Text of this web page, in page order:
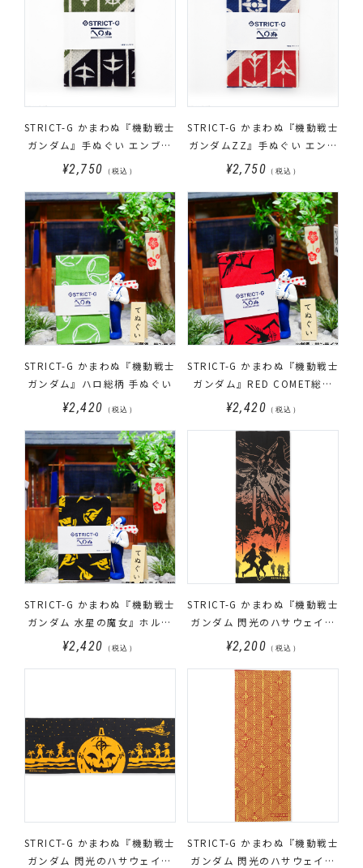
STRICT-G かまわぬ『機動戦士
ガンダム』手ぬぐい エンブレ
ム
¥2,750 （税込）
STRICT-G かまわぬ『機動戦士
ガンダムZZ』手ぬぐい エンブ
レム
¥2,750 （税込）
STRICT-G かまわぬ『機動戦士
ガンダム』ハロ総柄 手ぬぐい
¥2,420 （税込）
STRICT-G かまわぬ『機動戦士
ガンダム』RED COMET総柄
手ぬぐい
¥2,420 （税込）
STRICT-G かまわぬ『機動戦士
ガンダム 水星の魔女』ホルダ
ー 手ぬぐい
¥2,420 （税込）
STRICT-G かまわぬ『機動戦士
ガンダム 閃光のハサウェイ』
てぬぐい メインビジュアル柄
¥2,200 （税込）
STRICT-G かまわぬ『機動戦士
ガンダム 閃光のハサウェイ』
STRICT-G かまわぬ『機動戦士
ガンダム 閃光のハサウェイ』